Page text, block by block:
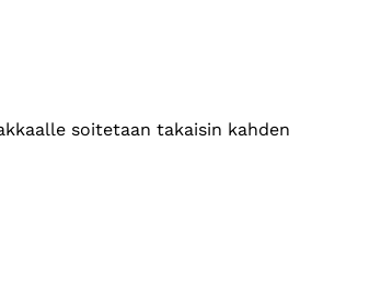
soitetaan takaisin kahden